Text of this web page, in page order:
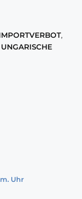
,
UNGARISCHE
Uhr